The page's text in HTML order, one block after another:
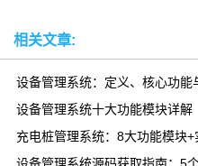
相关文章:
设备管理系统：定义、核心功能
设备管理系统十大功能模块详解
充电桩管理系统：8大功能模块+